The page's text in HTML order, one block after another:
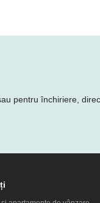
pentru închiriere,